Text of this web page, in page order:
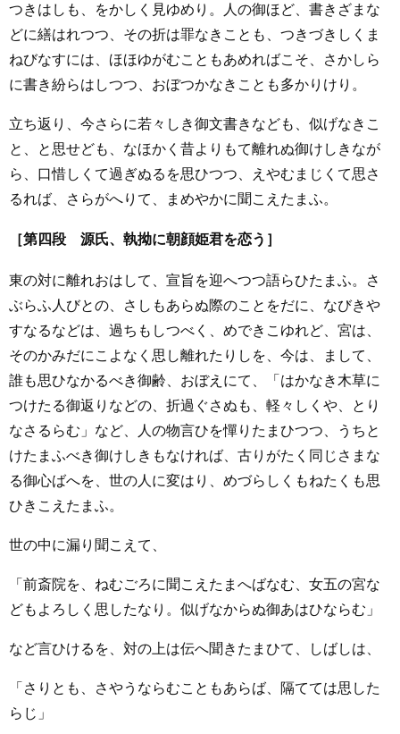
つきはしも、をかしく見ゆめり。人の御ほど、書きざまな
どに繕はれつつ、その折は罪なきことも、つきづきしくま
ねびなすには、ほほゆがむこともあめればこそ、さかしら
に書き紛らはしつつ、おぼつかなきことも多かりけり。
立ち返り、今さらに若々しき御文書きなども、似げなきこ
と、と思せども、なほかく昔よりもて離れぬ御けしきなが
ら、口惜しくて過ぎぬるを思ひつつ、えやむまじくて思さ
るれば、さらがへりて、まめやかに聞こえたまふ。
［第四段 源氏、執拗に朝顔姫君を恋う］
東の対に離れおはして、宣旨を迎へつつ語らひたまふ。さ
ぶらふ人びとの、さしもあらぬ際のことをだに、なびきや
すなるなどは、過ちもしつべく、めできこゆれど、宮は、
そのかみだにこよなく思し離れたりしを、今は、まして、
誰も思ひなかるべき御齢、おぼえにて、「はかなき木草に
つけたる御返りなどの、折過ぐさぬも、軽々しくや、とり
なさるらむ」など、人の物言ひを憚りたまひつつ、うちと
けたまふべき御けしきもなければ、古りがたく同じさまな
る御心ばへを、世の人に変はり、めづらしくもねたくも思
ひきこえたまふ。
世の中に漏り聞こえて、
「前斎院を、ねむごろに聞こえたまへばなむ、女五の宮な
どもよろしく思したなり。似げなからぬ御あはひならむ」
など言ひけるを、対の上は伝へ聞きたまひて、しばしは、
「さりとも、さやうならむこともあらば、隔てては思した
らじ」